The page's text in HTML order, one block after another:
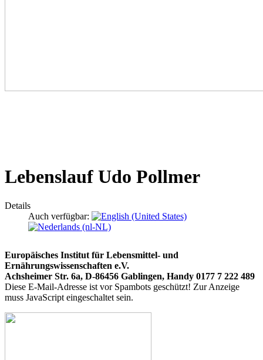
Lebenslauf Udo Pollmer
Details
Auch verfügbar:
Europäisches Institut für Lebensmittel- und
Ernährungswissenschaften e.V.
Achsheimer Str. 6a, D-86456 Gablingen, Handy 0177 7 222 489
Diese E-Mail-Adresse ist vor Spambots geschützt! Zur Anzeige
muss JavaScript eingeschaltet sein.